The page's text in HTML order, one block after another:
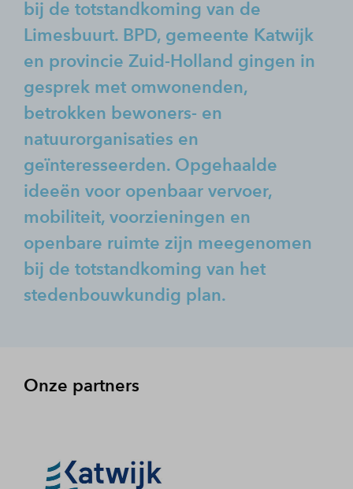
bij de totstandkoming van de
Limesbuurt. BPD, gemeente Katwijk
en provincie Zuid-Holland gingen in
gesprek met omwonenden,
betrokken bewoners- en
natuurorganisaties en
geïnteresseerden. Opgehaalde
ideeën voor openbaar vervoer,
mobiliteit, voorzieningen en
openbare ruimte zijn meegenomen
bij de totstandkoming van het
stedenbouwkundig plan.
Onze partners